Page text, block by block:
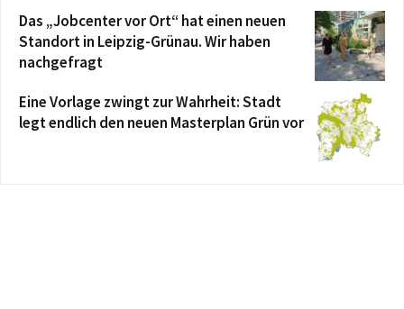
Das „Jobcenter vor Ort“ hat einen neuen
Standort in Leipzig-Grünau. Wir haben
nachgefragt
Eine Vorlage zwingt zur Wahrheit: Stadt
legt endlich den neuen Masterplan Grün vor